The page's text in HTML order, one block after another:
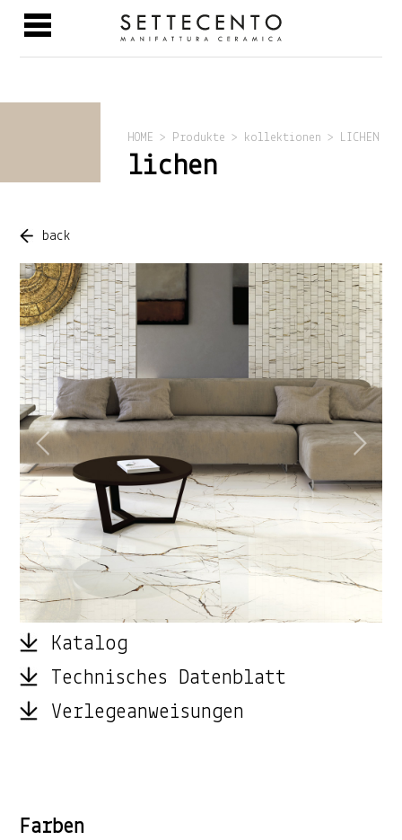
HOME > Produkte > kollektionen > LICHEN
lichen
back
Katalog
Technisches Datenblatt
Verlegeanweisungen
Farben